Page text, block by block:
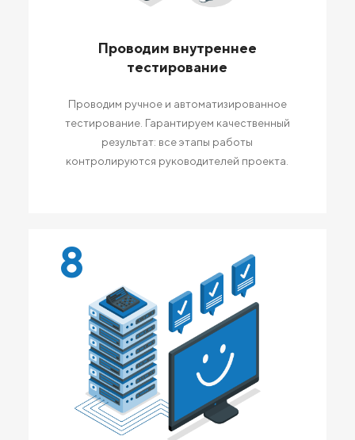
Проводим внутреннее
тестирование
Проводим ручное и автоматизированное
тестирование. Гарантируем качественный
результат: все этапы работы
контролируются руководителей проекта.
8